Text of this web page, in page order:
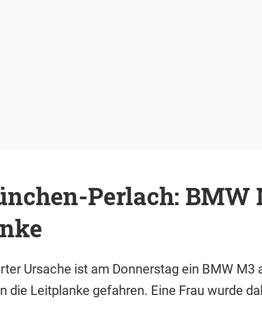
Perlach: BMW
Ursache ist am Donnerstag ein BMW M3
die Leitplanke gefahren. Eine Frau wurde